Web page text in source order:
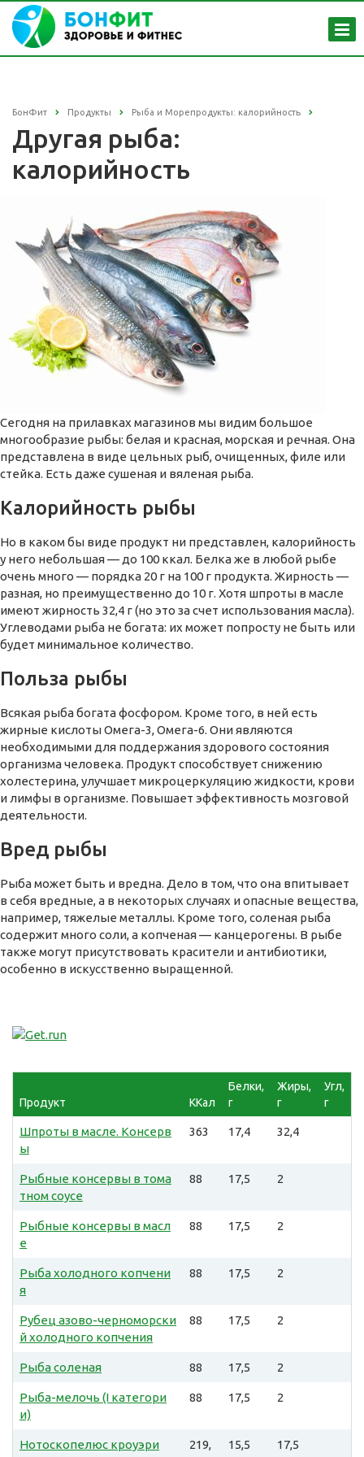
БонФит Продукты Рыба и Морепродукты: калорийность
Другая рыба:
калорийность
Сегодня на прилавках магазинов мы видим большое
многообразие рыбы: белая и красная, морская и речная. Она
представлена в виде цельных рыб, очищенных, филе или
стейка. Есть даже сушеная и вяленая рыба.
Калорийность рыбы
Но в каком бы виде продукт ни представлен, калорийность
у него небольшая — до 100 ккал. Белка же в любой рыбе
очень много — порядка 20 г на 100 г продукта. Жирность —
разная, но преимущественно до 10 г. Хотя шпроты в масле
имеют жирность 32,4 г (но это за счет использования масла).
Углеводами рыба не богата: их может попросту не быть или
будет минимальное количество.
Польза рыбы
Всякая рыба богата фосфором. Кроме того, в ней есть
жирные кислоты Омега-3, Омега-6. Они являются
необходимыми для поддержания здорового состояния
организма человека. Продукт способствует снижению
холестерина, улучшает микроцеркуляцию жидкости, крови
и лимфы в организме. Повышает эффективность мозговой
деятельности.
Вред рыбы
Рыба может быть и вредна. Дело в том, что она впитывает
в себя вредные, а в некоторых случаях и опасные вещества,
например, тяжелые металлы. Кроме того, соленая рыба
содержит много соли, а копченая — канцерогены. В рыбе
также могут присутствовать красители и антибиотики,
особенно в искусственно выращенной.
Продукт ККал
Белки,
г
Жиры,
г
Угл,
г
Шпроты в масле. Консерв
ы
363 17,4 32,4
Рыбные консервы в тома
тном соусе
88 17,5 2
Рыбные консервы в масл
е
88 17,5 2
Рыба холодного копчени
я
88 17,5 2
Рубец азово-черноморски
й холодного копчения
88 17,5 2
Рыба соленая 88 17,5 2
Рыба-мелочь (I категори
и)
88 17,5 2
Нотоскопелюс кроуэри
219,
15,5 17,5